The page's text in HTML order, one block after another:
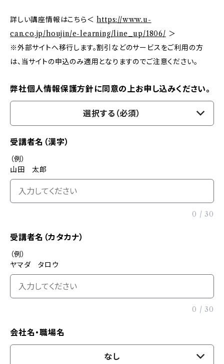
詳しい講座情報はこちら＜https://www.u-
can.co.jp/houjin/e-learning/line_up/1806/ ＞
※外部サイトへ移行します。割引などのサービスをご利用の方
は、当サイトの申込のみ適用となりますのでご注意ください。
弊社個人情報保護方針に同意の上お申し込みください。
選択する（必須）
受講者名（漢字）
（例）
山田 太郎
0 / 30
受講者名（カタカナ）
（例）
ヤマダ タロウ
0 / 30
会社名・職場名
なし